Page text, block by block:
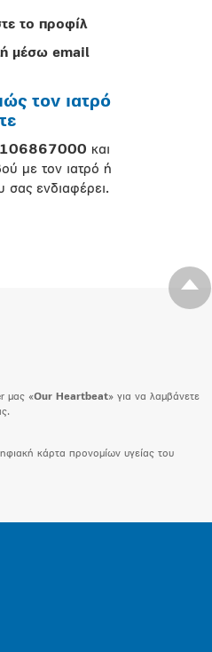
το προφίλ
μέσω email
τον ιατρό
και
με τον ιατρό ή
σας ενδιαφέρει.
μας «Our Heartbeat» για να λαμβάνετε
κάρτα προνομίων υγείας του